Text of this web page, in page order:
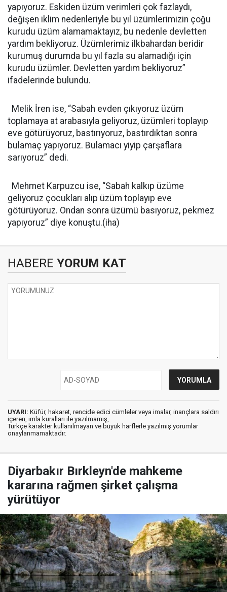
yapıyoruz. Eskiden üzüm verimleri çok fazlaydı,
değişen iklim nedenleriyle bu yıl üzümlerimizin çoğu
kurudu üzüm alamamaktayız, bu nedenle devletten
yardım bekliyoruz. Üzümlerimiz ilkbahardan beridir
kurumuş durumda bu yıl fazla su alamadığı için
kurudu üzümler. Devletten yardım bekliyoruz”
ifadelerinde bulundu.
Melik İren ise, “Sabah evden çıkıyoruz üzüm
toplamaya at arabasıyla geliyoruz, üzümleri toplayıp
eve götürüyoruz, bastırıyoruz, bastırdıktan sonra
bulamaç yapıyoruz. Bulamacı yiyip çarşaflara
sarıyoruz” dedi.
Mehmet Karpuzcu ise, “Sabah kalkıp üzüme
geliyoruz çocukları alıp üzüm toplayıp eve
götürüyoruz. Ondan sonra üzümü basıyoruz, pekmez
yapıyoruz” diye konuştu.(iha)
HABERE YORUM KAT
UYARI: Küfür, hakaret, rencide edici cümleler veya imalar, inançlara saldırı
içeren, imla kuralları ile yazılmamış,
Türkçe karakter kullanılmayan ve büyük harflerle yazılmış yorumlar
onaylanmamaktadır.
Diyarbakır Bırkleyn'de mahkeme
kararına rağmen şirket çalışma
yürütüyor